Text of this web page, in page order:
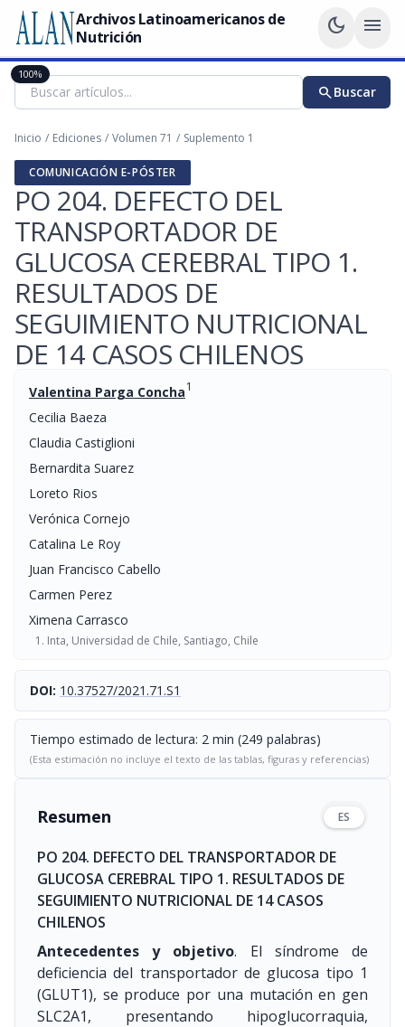
Archivos Latinoamericanos de
Nutrición
dark_mode menu
searchBuscar
Inicio / Ediciones / Volumen 71 / Suplemento 1
COMUNICACIÓN E-PÓSTER
PO 204. DEFECTO DEL
TRANSPORTADOR DE
GLUCOSA CEREBRAL TIPO 1.
RESULTADOS DE
SEGUIMIENTO NUTRICIONAL
DE 14 CASOS CHILENOS
Valentina Parga Concha1
Cecilia Baeza
Claudia Castiglioni
Bernardita Suarez
Loreto Rios
Verónica Cornejo
Catalina Le Roy
Juan Francisco Cabello
Carmen Perez
Ximena Carrasco
Inta, Universidad de Chile, Santiago, Chile
DOI: 10.37527/2021.71.S1
Tiempo estimado de lectura: 2 min (249 palabras)
(Esta estimación no incluye el texto de las tablas, figuras y referencias)
Resumen ES
PO 204. DEFECTO DEL TRANSPORTADOR DE
GLUCOSA CEREBRAL TIPO 1. RESULTADOS DE
SEGUIMIENTO NUTRICIONAL DE 14 CASOS
CHILENOS
Antecedentes y objetivo. El síndrome de
deficiencia del transportador de glucosa tipo 1
(GLUT1), se produce por una mutación en gen
SLC2A1, presentando hipoglucorraquia,
100%